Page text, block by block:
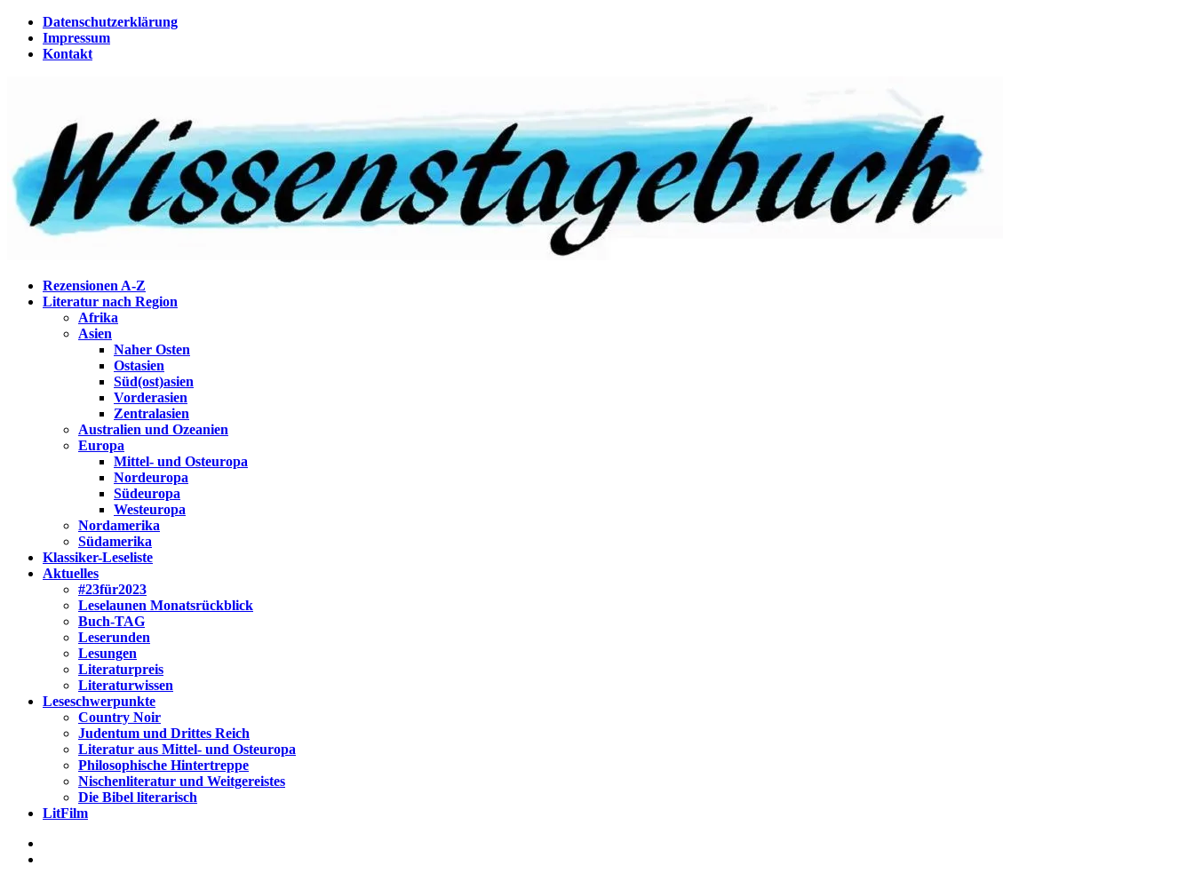
Zum
Inhalt
springen
Datenschutzerklärung
Impressum
Kontakt
Wissenstagebuch
Eine Gabel für die Suppe der Weisheit
Rezensionen A-Z
Literatur nach Region
Afrika
Asien
Naher Osten
Ostasien
Süd(ost)asien
Vorderasien
Zentralasien
Australien und Ozeanien
Europa
Mittel- und Osteuropa
Nordeuropa
Südeuropa
Westeuropa
Nordamerika
Südamerika
Klassiker-Leseliste
Aktuelles
#23für2023
Leselaunen Monatsrückblick
Buch-TAG
Leserunden
Lesungen
Literaturpreis
Literaturwissen
Leseschwerpunkte
Country Noir
Judentum und Drittes Reich
Literatur aus Mittel- und Osteuropa
Philosophische Hintertreppe
Nischenliteratur und Weitgereistes
Die Bibel literarisch
LitFilm